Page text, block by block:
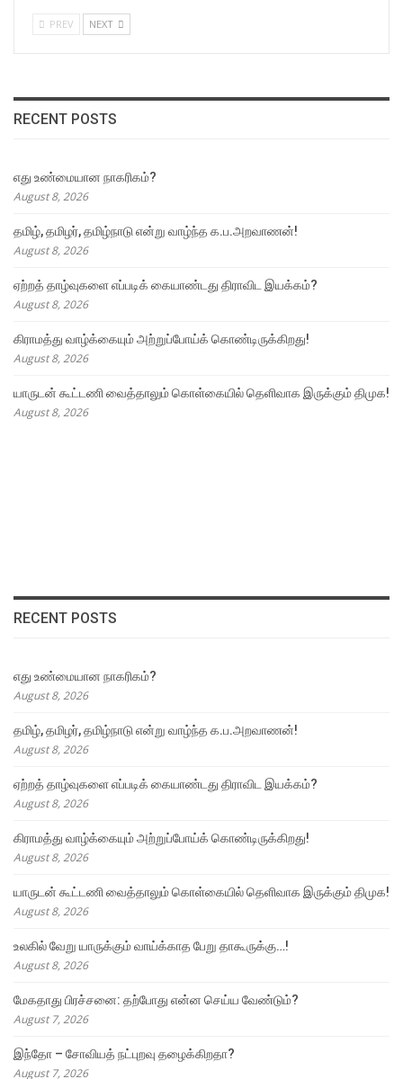
PREV NEXT
RECENT POSTS
எது உண்மையான நாகரிகம்?
August 8, 2026
தமிழ், தமிழர், தமிழ்நாடு என்று வாழ்ந்த க.ப.அறவாணன்!
August 8, 2026
ஏற்றத் தாழ்வுகளை எப்படிக் கையாண்டது திராவிட இயக்கம்?
August 8, 2026
கிராமத்து வாழ்க்கையும் அற்றுப்போய்க் கொண்டிருக்கிறது!
August 8, 2026
யாருடன் கூட்டணி வைத்தாலும் கொள்கையில் தெளிவாக இருக்கும் திமுக!
August 8, 2026
RECENT POSTS
எது உண்மையான நாகரிகம்?
August 8, 2026
தமிழ், தமிழர், தமிழ்நாடு என்று வாழ்ந்த க.ப.அறவாணன்!
August 8, 2026
ஏற்றத் தாழ்வுகளை எப்படிக் கையாண்டது திராவிட இயக்கம்?
August 8, 2026
கிராமத்து வாழ்க்கையும் அற்றுப்போய்க் கொண்டிருக்கிறது!
August 8, 2026
யாருடன் கூட்டணி வைத்தாலும் கொள்கையில் தெளிவாக இருக்கும் திமுக!
August 8, 2026
உலகில் வேறு யாருக்கும் வாய்க்காத பேறு தாகூருக்கு…!
August 8, 2026
மேகதாது பிரச்சனை: தற்போது என்ன செய்ய வேண்டும்?
August 7, 2026
இந்தோ – சோவியத் நட்புறவு தழைக்கிறதா?
August 7, 2026